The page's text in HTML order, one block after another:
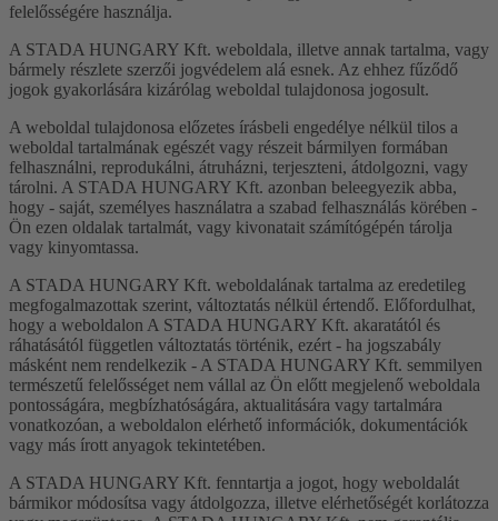
felelősségére használja.
A STADA HUNGARY Kft. weboldala, illetve annak tartalma, vagy
bármely részlete szerzői jogvédelem alá esnek. Az ehhez fűződő
jogok gyakorlására kizárólag weboldal tulajdonosa jogosult.
A weboldal tulajdonosa előzetes írásbeli engedélye nélkül tilos a
weboldal tartalmának egészét vagy részeit bármilyen formában
felhasználni, reprodukálni, átruházni, terjeszteni, átdolgozni, vagy
tárolni. A STADA HUNGARY Kft. azonban beleegyezik abba,
hogy - saját, személyes használatra a szabad felhasználás körében -
Ön ezen oldalak tartalmát, vagy kivonatait számítógépén tárolja
vagy kinyomtassa.
A STADA HUNGARY Kft. weboldalának tartalma az eredetileg
megfogalmazottak szerint, változtatás nélkül értendő. Előfordulhat,
hogy a weboldalon A STADA HUNGARY Kft. akaratától és
ráhatásától független változtatás történik, ezért - ha jogszabály
másként nem rendelkezik - A STADA HUNGARY Kft. semmilyen
természetű felelősséget nem vállal az Ön előtt megjelenő weboldala
pontosságára, megbízhatóságára, aktualitására vagy tartalmára
vonatkozóan, a weboldalon elérhető információk, dokumentációk
vagy más írott anyagok tekintetében.
A STADA HUNGARY Kft. fenntartja a jogot, hogy weboldalát
bármikor módosítsa vagy átdolgozza, illetve elérhetőségét korlátozza